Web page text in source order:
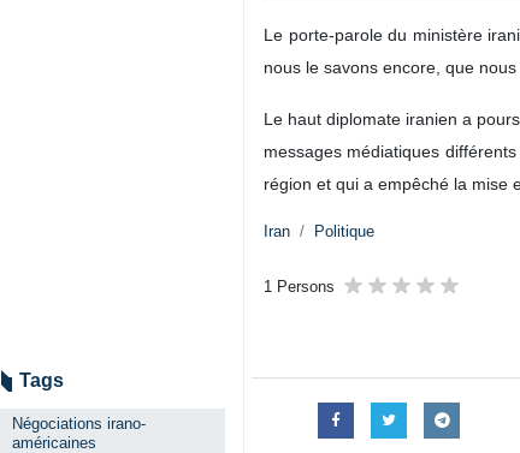
Le porte-parole du ministère
nous le savons encore, que
Le haut diplomate iranien a
messages médiatiques
région et qui a empêché la mise
Iran Politique
1 Persons
Tags
Négociations irano-
américaines